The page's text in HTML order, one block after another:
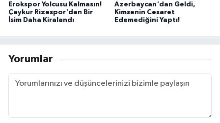
Erokspor Yolcusu Kalmasın!
Çaykur Rizespor'dan Bir
İsim Daha Kiralandı
Azerbaycan'dan Geldi,
Kimsenin Cesaret
Edemediğini Yaptı!
Yorumlar